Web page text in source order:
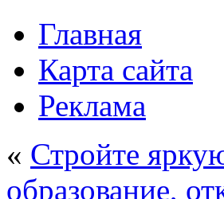
Главная
Карта сайта
Реклама
« Стройте
образование,